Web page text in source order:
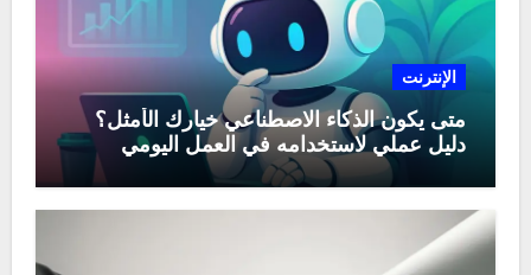
الإنترنت
متى يكون الذكاء الاصطناعي خيارك الأمثل؟
دليل عملي لاستخدامه في العمل اليومي